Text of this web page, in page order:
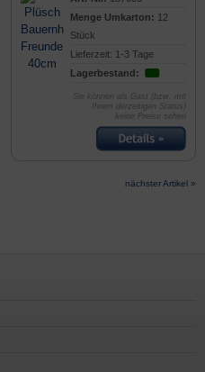
Menge Umkarton: 12
Stück
Lieferzeit: 1-3 Tage
Lagerbestand:
Sie können als Gast (bzw. mit
Ihrem derzeitigen Status)
keine Preise sehen
nächster Artikel »